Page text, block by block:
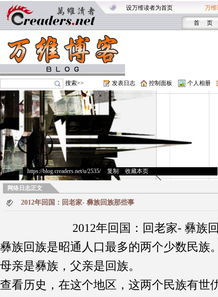
设万维读者为首页 万维
首 页
搜索>> 发表日志 控制面板 个人相册
https://blog.creaders.net/u/2535/> 复制 收藏本页
网络日志正文
2012年回国：回老家- 彝族回族那些事
2012年回国：回老家- 彝族
彝族回族是昭通人口最多的两个少数民族
母亲是彝族，父亲是回族。
查看历史，在这个地区，这两个民族有世